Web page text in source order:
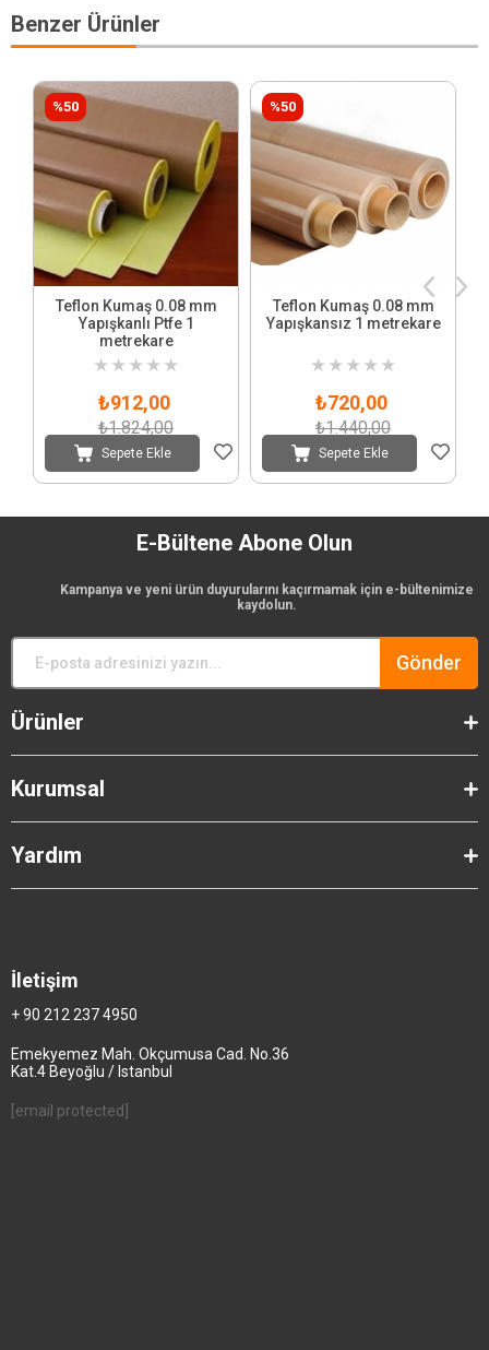
Benzer Ürünler
Teflon Kumaş 0.08 mm
Yapışkanlı Ptfe 1
metrekare
★ ★ ★ ★ ★
₺912,00
₺1.824,00
Sepete Ekle
%50
Teflon Kumaş 0.08 mm
Yapışkansız 1 metrekare
★ ★ ★ ★ ★
₺720,00
₺1.440,00
Sepete Ekle
%50
E-Bültene Abone Olun
Kampanya ve yeni ürün duyurularını kaçırmamak için e-bültenimize
kaydolun.
Gönder
Ürünler
Kurumsal
Yardım
İletişim
+ 90 212 237 4950
Emekyemez Mah. Okçumusa Cad. No.36
Kat.4 Beyoğlu / Istanbul
[email protected]